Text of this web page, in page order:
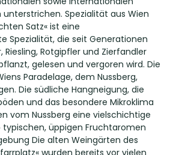
Spezialität aus Wien
Satz« ist eine
Spezialität, die seit Generationen
Riesling, Rotgipfler und Zierfandler
gelesen und vergoren wird. Die
Paradelage, dem Nussberg,
Die südliche Hangneigung, die
und das besondere Mikroklima
vom Nussberg eine vielschichtige
typischen, üppigen Fruchtaromen
Die alten Weingärten des
wurden bereits vor vielen